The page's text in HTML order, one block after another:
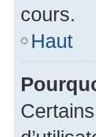
cours.
Haut